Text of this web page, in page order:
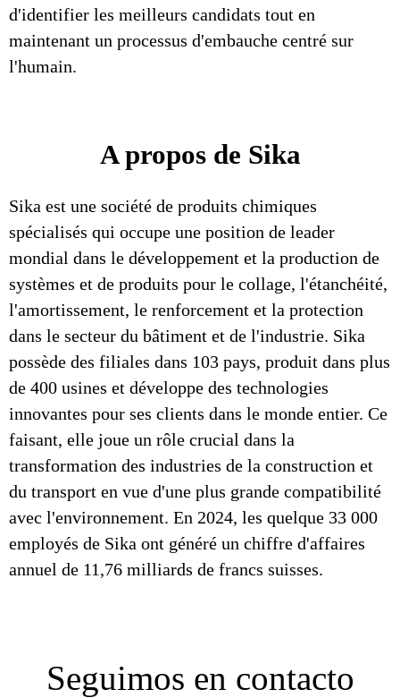
d'identifier les meilleurs candidats tout en
maintenant un processus d'embauche centré sur
l'humain.
A propos de Sika
Sika est une société de produits chimiques
spécialisés qui occupe une position de leader
mondial dans le développement et la production de
systèmes et de produits pour le collage, l'étanchéité,
l'amortissement, le renforcement et la protection
dans le secteur du bâtiment et de l'industrie. Sika
possède des filiales dans 103 pays, produit dans plus
de 400 usines et développe des technologies
innovantes pour ses clients dans le monde entier. Ce
faisant, elle joue un rôle crucial dans la
transformation des industries de la construction et
du transport en vue d'une plus grande compatibilité
avec l'environnement. En 2024, les quelque 33 000
employés de Sika ont généré un chiffre d'affaires
annuel de 11,76 milliards de francs suisses.
Seguimos en contacto